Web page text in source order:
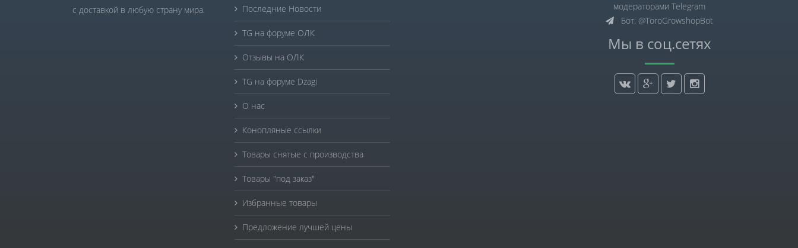
с доставкой в любую страну мира.
Последние Новости
TG на форуме ОЛК
Отзывы на ОЛК
TG на форуме Dzagi
О нас
Конопляные ссылки
Товары снятые с производства
Товары "под заказ"
Избранные товары
Предложение лучшей цены
модераторами Telegram
Бот: @ToroGrowshopBot
Мы в соц.сетях